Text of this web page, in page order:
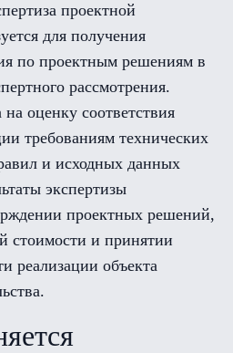
проектной
для получения
по проектным решениям в
рассмотрения.
оценку соответствия
требованиям технических
и исходных данных
экспертизы
проектных решений,
стоимости и принятии
реализации объекта